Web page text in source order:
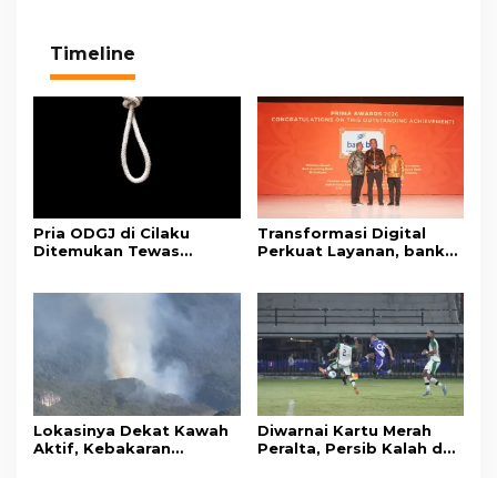
Timeline
Pria ODGJ di Cilaku
Ditemukan Tewas
Transformasi Digital
Perkuat Layanan, bank
Awards 2026
Lokasinya Dekat Kawah
Aktif, Kebakaran
Diwarnai Kartu Merah
Peralta, Persib Kalah dari